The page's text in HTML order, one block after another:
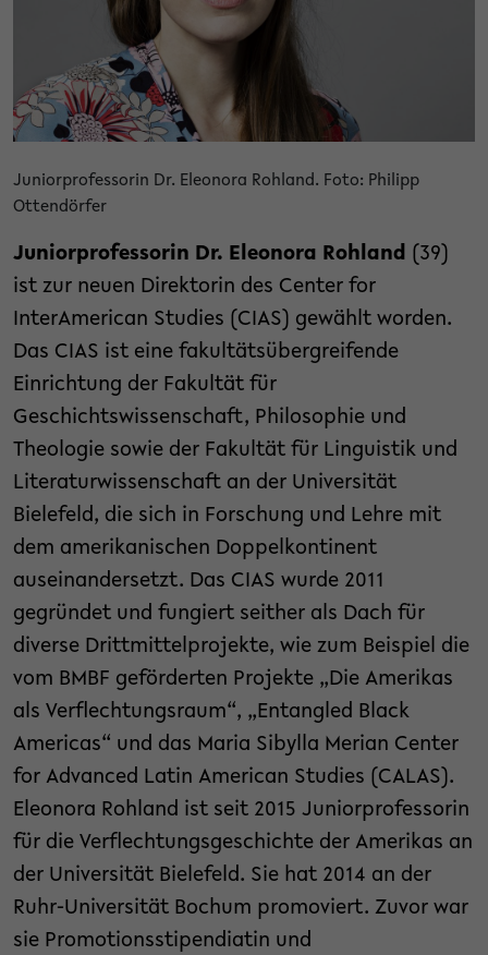
Juniorprofessorin Dr. Eleonora Rohland. Foto: Philipp
Ottendörfer
Juniorprofessorin Dr. Eleonora Rohland (39)
ist zur neuen Direktorin des Center for
InterAmerican Studies (CIAS) gewählt worden.
Das CIAS ist eine fakultätsübergreifende
Einrichtung der Fakultät für
Geschichtswissenschaft, Philosophie und
Theologie sowie der Fakultät für Linguistik und
Literaturwissenschaft an der Universität
Bielefeld, die sich in Forschung und Lehre mit
dem amerikanischen Doppelkontinent
auseinandersetzt. Das CIAS wurde 2011
gegründet und fungiert seither als Dach für
diverse Drittmittelprojekte, wie zum Beispiel die
vom BMBF geförderten Projekte „Die Amerikas
als Verflechtungsraum“, „Entangled Black
Americas“ und das Maria Sibylla Merian Center
for Advanced Latin American Studies (CALAS).
Eleonora Rohland ist seit 2015 Juniorprofessorin
für die Verflechtungsgeschichte der Amerikas an
der Universität Bielefeld. Sie hat 2014 an der
Ruhr-Universität Bochum promoviert. Zuvor war
sie Promotionsstipendiatin und